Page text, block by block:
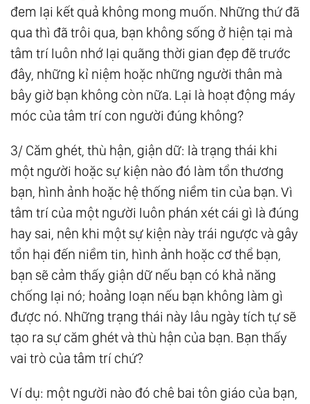
Phân Mảnh Linh Hồn - Nghiệp Quả (Karma)
38.The Law Of One - Bài Học Cuộc Đời - Sự
Tiến Hóa Của Linh Hồn - Bánh Đà Nghiệp Quả
39.The Law Of One - Nhận Thức Và Chuyển
Hóa Các Bài Học Cuộc Đời - Những Sai Lầm
Thường Gặp
40.Luật Của Một - Tự Do Ý Chí - Bản Kế
Hoạch Cuộc Đời - Lựa Chọn Kiếp Sống Mới
41.Luật Của Một - 07 Tầng Thứ Tiến Hóa
Nhận Thức - Sự Hợp Nhất Của Một
đem lại kết quả không mong muốn. Những thứ đã
qua thì đã trôi qua, bạn không sống ở hiện tại mà
tâm trí luôn nhớ lại quãng thời gian đẹp đẽ trước
đây, những kỉ niệm hoặc những người thân mà
bây giờ bạn không còn nữa. Lại là hoạt động máy
móc của tâm trí con người đúng không?
3/ Căm ghét, thù hận, giận dữ: là trạng thái khi
một người hoặc sự kiện nào đó làm tổn thương
bạn, hình ảnh hoặc hệ thống niềm tin của bạn. Vì
tâm trí của một người luôn phán xét cái gì là đúng
hay sai, nên khi một sự kiện này trái ngược và gây
tổn hại đến niềm tin, hình ảnh hoặc cơ thể bạn,
bạn sẽ cảm thấy giận dữ nếu bạn có khả năng
chống lại nó; hoảng loạn nếu bạn không làm gì
được nó. Những trạng thái này lâu ngày tích tự sẽ
tạo ra sự căm ghét và thù hận của bạn. Bạn thấy
vai trò của tâm trí chứ?
Ví dụ: một người nào đó chê bai tôn giáo của bạn,